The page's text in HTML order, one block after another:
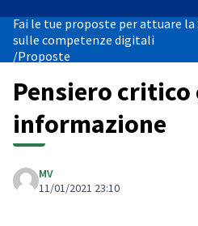
Fai le tue proposte per attuare
sulle competenze digitali
/Proposte
Pensiero critico
informazione
MV
11/01/2021 23:10